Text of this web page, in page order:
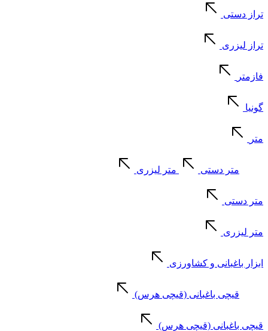
تراز دستی
تراز لیزری
فازمتر
گونیا
متر
متر دستی متر لیزری
متر دستی
متر لیزری
ابزار باغبانی و کشاورزی
قیچی باغبانی (قیچی هرس)
قیچی باغبانی (قیچی هرس)